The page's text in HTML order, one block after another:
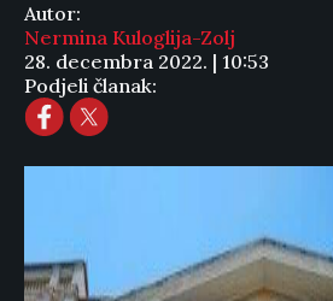
Autor:
Nermina Kuloglija-Zolj
28. decembra 2022. | 10:53
Podjeli članak: